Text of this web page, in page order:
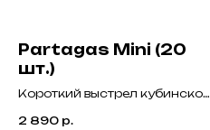
Partagas Mini (20
шт.)
Короткий выстрел кубинской
характерным дымным
2 890 р.